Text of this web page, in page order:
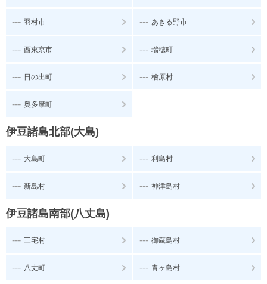
--- 羽村市 --- あきる野市
--- 西東京市 --- 瑞穂町
--- 日の出町 --- 檜原村
--- 奥多摩町
伊豆諸島北部(大島)
--- 大島町 --- 利島村
--- 新島村 --- 神津島村
伊豆諸島南部(八丈島)
--- 三宅村 --- 御蔵島村
--- 八丈町 --- 青ヶ島村